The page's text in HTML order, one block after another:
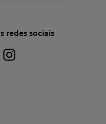
redes sociais